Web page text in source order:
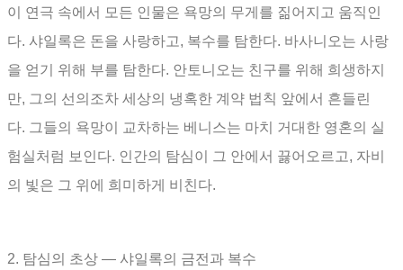
이 연극 속에서 모든 인물은 욕망의 무게를 짊어지고 움직인
다. 샤일록은 돈을 사랑하고, 복수를 탐한다. 바사니오는 사랑
을 얻기 위해 부를 탐한다. 안토니오는 친구를 위해 희생하지
만, 그의 선의조차 세상의 냉혹한 계약 법칙 앞에서 흔들린
다. 그들의 욕망이 교차하는 베니스는 마치 거대한 영혼의 실
험실처럼 보인다. 인간의 탐심이 그 안에서 끓어오르고, 자비
의 빛은 그 위에 희미하게 비친다.
2. 탐심의 초상 ― 샤일록의 금전과 복수